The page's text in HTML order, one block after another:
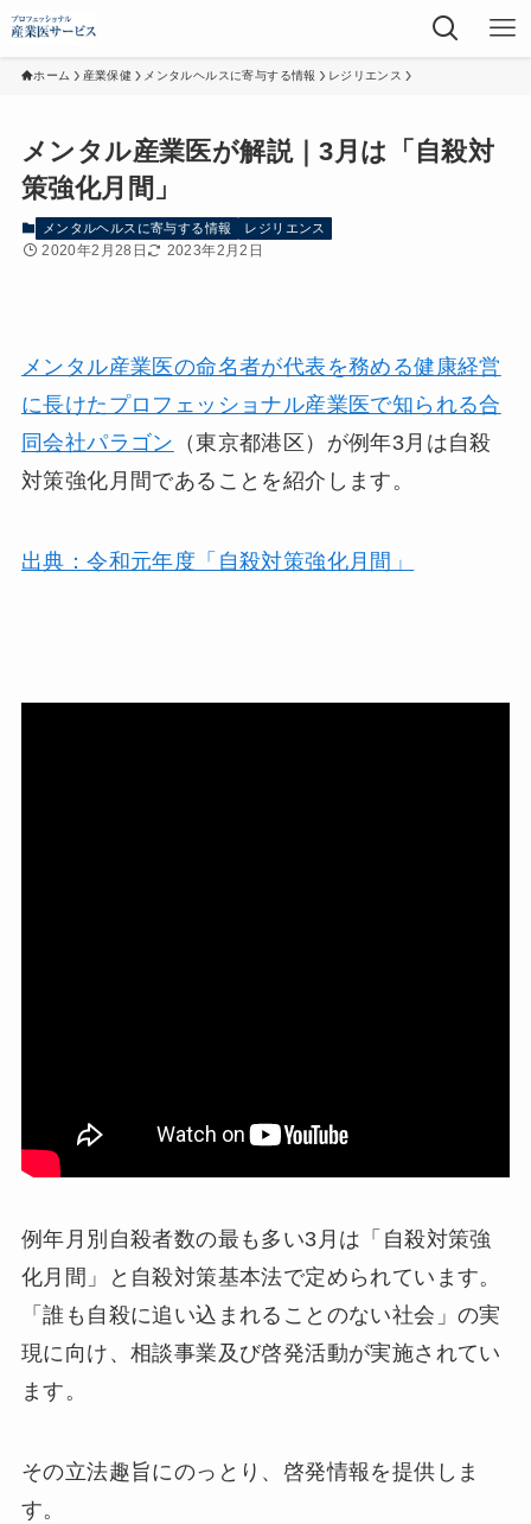
ホーム 産業保健 メンタルヘルスに寄与する情報 レジリエンス
メンタル産業医が解説｜3月は「自殺対
策強化月間」
メンタルヘルスに寄与する情報 レジリエンス
2020年2月28日 2023年2月2日
メンタル産業医の命名者が代表を務める健康経営
に長けたプロフェッショナル産業医で知られる合
同会社パラゴン （東京都港区）が例年3月は自殺
対策強化月間であることを紹介します。
出典：令和元年度「自殺対策強化月間」
例年月別自殺者数の最も多い3月は「自殺対策強
化月間」と自殺対策基本法で定められています。
「誰も自殺に追い込まれることのない社会」の実
現に向け、相談事業及び啓発活動が実施されてい
ます。
その立法趣旨にのっとり、啓発情報を提供しま
す。